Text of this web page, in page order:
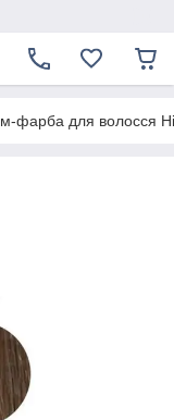
фарба для волосся